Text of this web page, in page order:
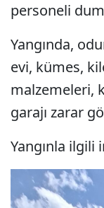
personeli
Yangında,
evi, kümes,
malzemeleri,
garajı zarar
Yangınla ilgili